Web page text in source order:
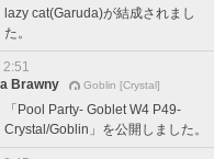
lazy cat(Garuda)が結成されまし
た。
2:51
Brawny
Goblin [Crystal]
「Pool Party- Goblet W4 P49-
Crystal/Goblin」を公開しました。